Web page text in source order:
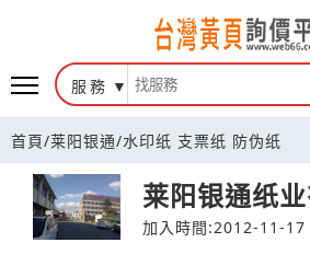
台灣黃頁詢價
服務
首頁/莱阳银通/水印纸 支票纸 防伪纸
莱阳银通纸
加入時間:2012-11-17